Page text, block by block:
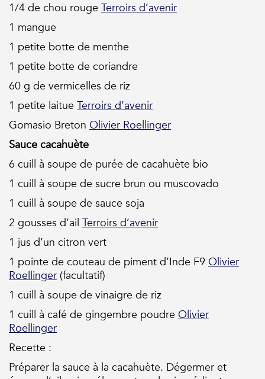
1/4 de chou rouge Terroirs d’avenir
1 mangue
1 petite botte de menthe
1 petite botte de coriandre
60 g de vermicelles de riz
1 petite laitue Terroirs d’avenir
Gomasio Breton Olivier Roellinger
Sauce cacahuète
6 cuill à soupe de purée de cacahuète bio
1 cuill à soupe de sucre brun ou muscovado
1 cuill à soupe de sauce soja
2 gousses d’ail Terroirs d’avenir
1 jus d’un citron vert
1 pointe de couteau de piment d’Inde F9 Olivier
Roellinger (facultatif)
1 cuill à soupe de vinaigre de riz
1 cuill à café de gingembre poudre Olivier
Roellinger
Recette :
Préparer la sauce à la cacahuète. Dégermer et